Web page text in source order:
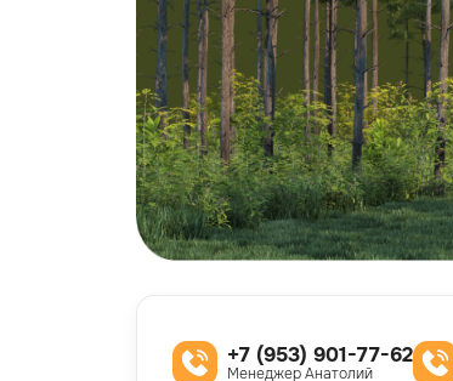
+7 (953) 901-77-62
Менеджер Анатолий